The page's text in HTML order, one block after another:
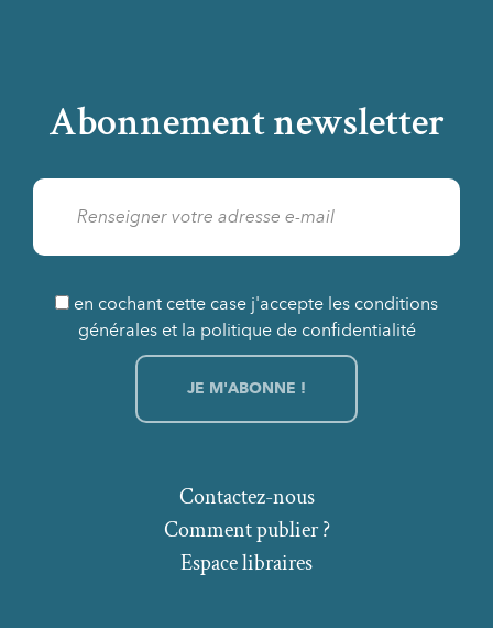
Abonnement newsletter
en cochant cette case j'accepte les conditions
générales et la politique de confidentialité
Comment publier ?
Espace libraires
Contactez-nous